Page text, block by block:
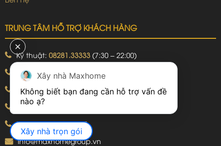
TRUNG TÂM HỖ TRỢ KHÁCH HÀNG
Kỹ thuật: 08281.33333 (7:30 – 22:00)
Khiếu nại:
09240.99999
Bảo hành:09240.99999(8:00 – 21:00)
Hotline: 092.774.8888
Hotline: 092.924.5555
info@maxhomegroup.vn
Xây nhà Maxhome
Không biết bạn đang cần hỗ trợ vấn đề
Xây nhà trọn gói